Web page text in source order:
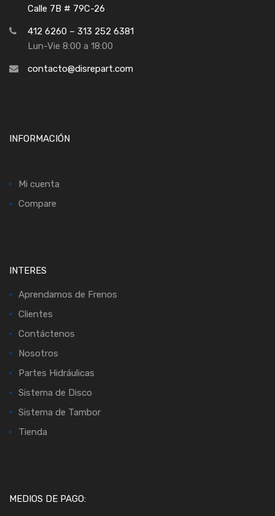
Calle 7B # 79C-26
412 6260 – 313 252 6381
Lun-Vie 8:00 a 18:00
contacto@disrepart.com
INFORMACIÓN
Mi cuenta
Compare
INTERES
Aprendamos de Frenos
Clientes
Contáctenos
Nosotros
Partes Hidráulicas
Sistema de Disco
Sistema de Tambor
Tienda
MEDIOS DE PAGO: